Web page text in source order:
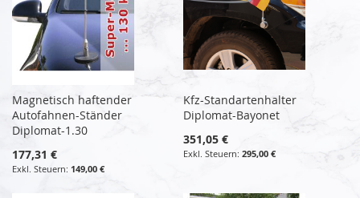
Magnetisch haftender
Autofahnen-Ständer
Diplomat-1.30
177,31 €
149,00 €
Kfz-Standartenhalter
Diplomat-Bayonet
351,05 €
295,00 €